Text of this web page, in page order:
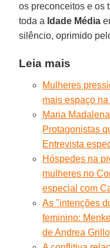
os preconceitos e os
toda a Idade Média
silêncio, oprimido
Leia mais
Mulheres
mais espaço na
Maria
Protagonistas
Entrevista
Hóspedes na
mulheres no
especial com
As "intenções
feminino:
de Andrea Grillo